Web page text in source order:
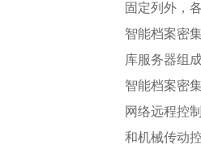
固定列外，
智能档案密
库服务器组
智能档案密
网络远程控
和机械传动